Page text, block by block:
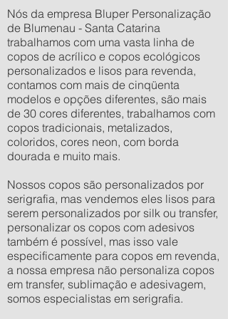
Nós da empresa Bluper Personalização
de Blumenau - Santa Catarina
trabalhamos com uma vasta linha de
copos de acrílico e copos ecológicos
personalizados e lisos para revenda,
contamos com mais de cinqüenta
modelos e opções diferentes, são mais
de 30 cores diferentes, trabalhamos com
copos tradicionais, metalizados,
coloridos, cores neon, com borda
dourada e muito mais.
Nossos copos são personalizados por
serigrafia, mas vendemos eles lisos para
serem personalizados por silk ou transfer,
personalizar os copos com adesivos
também é possível, mas isso vale
especificamente para copos em revenda,
a nossa empresa não personaliza copos
em transfer, sublimação e adesivagem,
somos especialistas em serigrafia.